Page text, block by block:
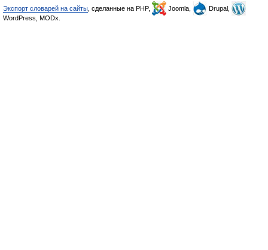
Экспорт словарей на сайты , сделанные на PHP, Joomla,
Drupal,
WordPress, MODx.